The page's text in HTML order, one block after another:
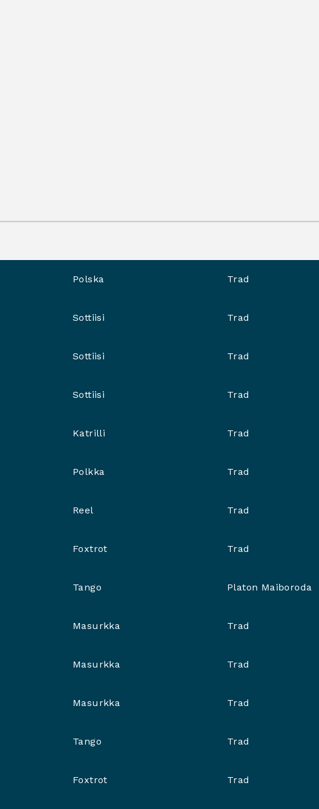
Polska Trad
Sottiisi Trad
Sottiisi Trad
Sottiisi Trad
Katrilli Trad
Polkka Trad
Reel Trad
Foxtrot Trad
Tango Platon Maiboroda
Masurkka Trad
Masurkka Trad
Masurkka Trad
Tango Trad
Foxtrot Trad